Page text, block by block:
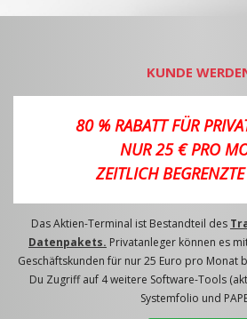
KUNDE
80 % RABATT FÜR
NUR 25 € PRO
ZEITLICH
Das Aktien-Terminal ist Bestandteil des
Datenpakets. Privatanleger können es
Geschäftskunden für nur 25 Euro pro Monat
Du Zugriff auf 4 weitere Software-Tools
Systemfolio und